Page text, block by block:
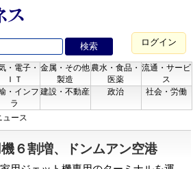
ログイン
・電子・
ＩＴ
金属・その他
製造
農水・食品・
医薬
流通・サービ
ス
・インフ
ラ
建設・不動産 政治 社会・労働
ュース
６割増、ドンムアン空港